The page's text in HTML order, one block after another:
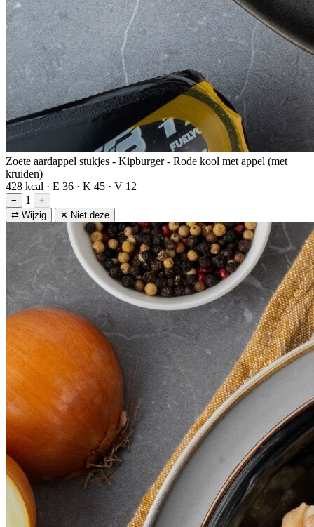
Zoete aardappel stukjes - Kipburger - Rode kool met appel (met
kruiden)
428 kcal · E 36 · K 45 · V 12
− 1
+
⇄ Wijzig
✕ Niet deze